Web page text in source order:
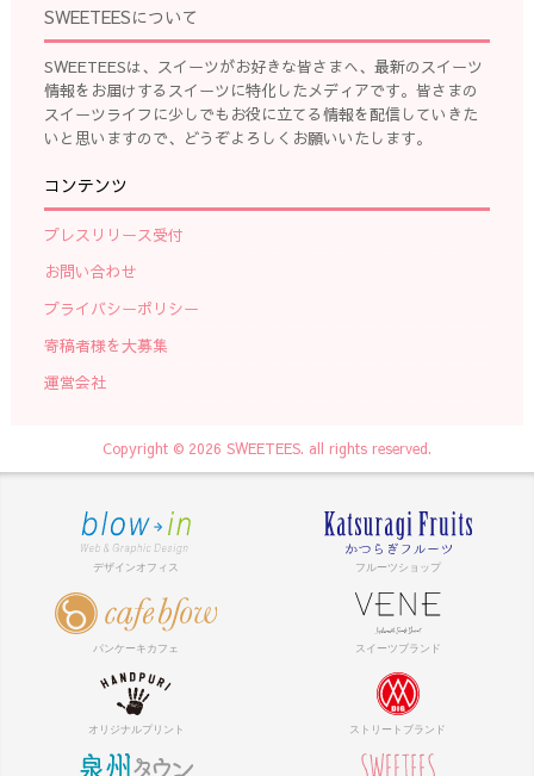
SWEETEESについて
SWEETEESは、スイーツがお好きな皆さまへ、最新のスイーツ
情報をお届けするスイーツに特化したメディアです。皆さまの
スイーツライフに少しでもお役に立てる情報を配信していきた
いと思いますので、どうぞよろしくお願いいたします。
コンテンツ
プレスリリース受付
お問い合わせ
プライバシーポリシー
寄稿者様を大募集
運営会社
Copyright © 2026 SWEETEES. all rights reserved.